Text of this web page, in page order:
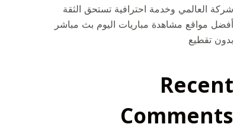
شركة العالمي وخدمة احترافية تستحق الثقة
أفضل مواقع مشاهدة مباريات اليوم بث مباشر
بدون تقطيع
Recent
Comments